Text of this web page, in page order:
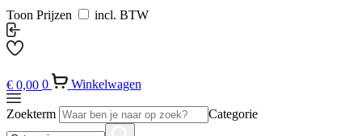
Toon Prijzen incl. BTW
€ 0,00 0 Winkelwagen
Zoekterm Categorie